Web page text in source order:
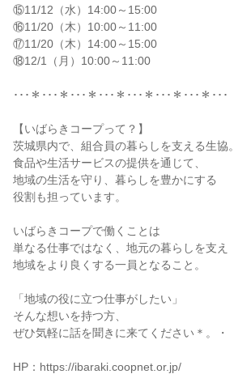
⑮11/12（水）14:00～15:00
⑯11/20（木）10:00～11:00
⑰11/20（木）14:00～15:00
⑱12/1（月）10:00～11:00
･･･＊･･･＊･･･＊･･･＊･･･＊･･･＊･･･＊･･･
【いばらきコープって？】
茨城県内で、組合員の暮らしを支える生協。
食品や生活サービスの提供を通じて、
地域の生活を守り、暮らしを豊かにする
役割も担っています。
いばらきコープで働くことは
単なる仕事ではなく、地元の暮らしを支え
地域をより良くする一員となること。
「地域の役に立つ仕事がしたい」
そんな想いを持つ方、
ぜひ気軽に話を聞きに来てください＊。・
HP：https://ibaraki.coopnet.or.jp/